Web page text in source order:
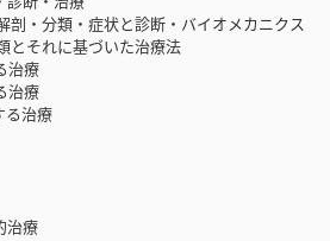
分類・症状と診断・バイオメカニクス
それに基づいた治療法
療
療
治療
療